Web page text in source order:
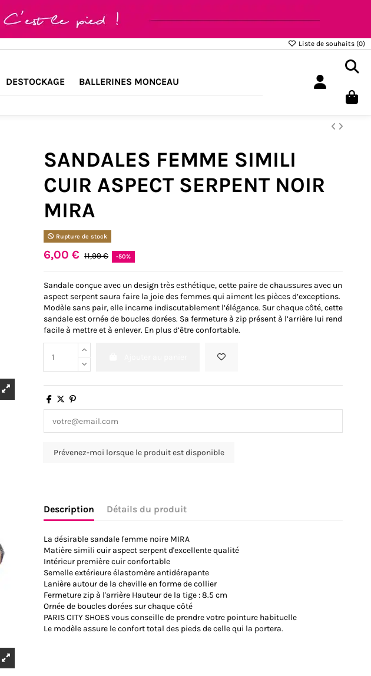
Liste de souhaits (0)
DESTOCKAGE BALLERINES MONCEAU
SANDALES FEMME SIMILI
CUIR ASPECT SERPENT NOIR
MIRA
Rupture de stock
6,00 € 11,99 € -50%
Sandale conçue avec un design très esthétique, cette paire de chaussures avec un
aspect serpent saura faire la joie des femmes qui aiment les pièces d’exceptions.
Modèle sans pair, elle incarne indiscutablement l’élégance. Sur chaque côté, cette
sandale est ornée de boucles dorées. Sa fermeture à zip présent à l’arrière lui rend
facile à mettre et à enlever. En plus d’être confortable.
Description Détails du produit
La désirable sandale femme noire MIRA
Matière simili cuir aspect serpent d'excellente qualité
Intérieur première cuir confortable
Semelle extérieure élastomère antidérapante
Lanière autour de la cheville en forme de collier
Fermeture zip à l'arrière Hauteur de la tige : 8.5 cm
Ornée de boucles dorées sur chaque côté
PARIS CITY SHOES vous conseille de prendre votre pointure habituelle
Le modèle assure le confort total des pieds de celle qui la portera.